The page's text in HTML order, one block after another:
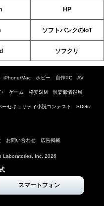
HP
ソフトバンクのIoT
ソフクリ
iPhone/Mac ホビー 自作PC AV
+ ゲーム 格安SIM 倶楽部情報局
ーセキュリティ小説コンテスト SDGs
お問い合わせ 広告掲載
Laboratories, Inc. 2026
スマートフォン